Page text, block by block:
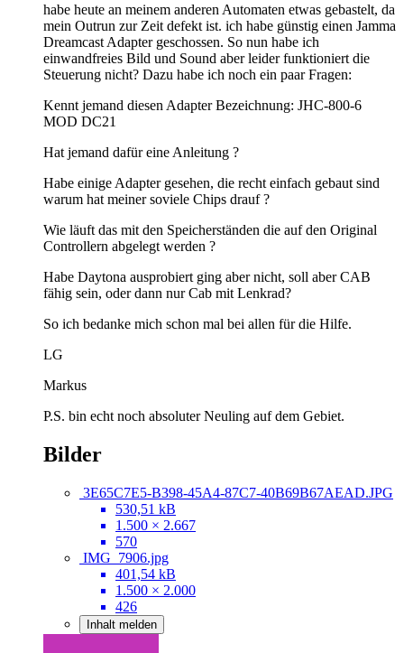
habe heute an meinem anderen Automaten etwas gebastelt, da
mein Outrun zur Zeit defekt ist. ich habe günstig einen Jamma
Dreamcast Adapter geschossen. So nun habe ich
einwandfreies Bild und Sound aber leider funktioniert die
Steuerung nicht? Dazu habe ich noch ein paar Fragen:
Kennt jemand diesen Adapter Bezeichnung: JHC-800-6
MOD DC21
Hat jemand dafür eine Anleitung ?
Habe einige Adapter gesehen, die recht einfach gebaut sind
warum hat meiner soviele Chips drauf ?
Wie läuft das mit den Speicherständen die auf den Original
Controllern abgelegt werden ?
Habe Daytona ausprobiert ging aber nicht, soll aber CAB
fähig sein, oder dann nur Cab mit Lenkrad?
So ich bedanke mich schon mal bei allen für die Hilfe.
LG
Markus
P.S. bin echt noch absoluter Neuling auf dem Gebiet.
Bilder
3E65C7E5-B398-45A4-87C7-40B69B67AEAD.JPG
530,51 kB
1.500 × 2.667
570
IMG_7906.jpg
401,54 kB
1.500 × 2.000
426
Inhalt melden